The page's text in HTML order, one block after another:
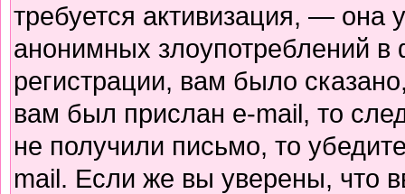
требуется активизация, — она
анонимных злоупотреблений
регистрации, вам было
вам был прислан e-mail, то
не получили письмо, то
mail. Если же вы уверены, что